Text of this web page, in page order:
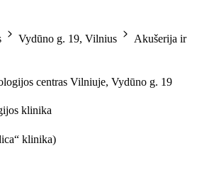
Vydūno g. 19, Vilnius
Akušerija ir
centras Vilniuje, Vydūno g. 19
klinika
klinika)